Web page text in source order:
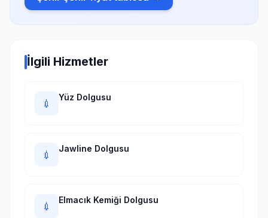
İlgili Hizmetler
💉
Yüz Dolgusu
💉
Jawline Dolgusu
💉
Elmacık Kemiği Dolgusu